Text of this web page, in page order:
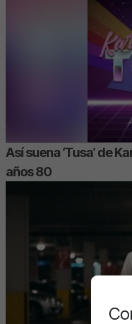
Así suena ‘Tusa’ de
años 80